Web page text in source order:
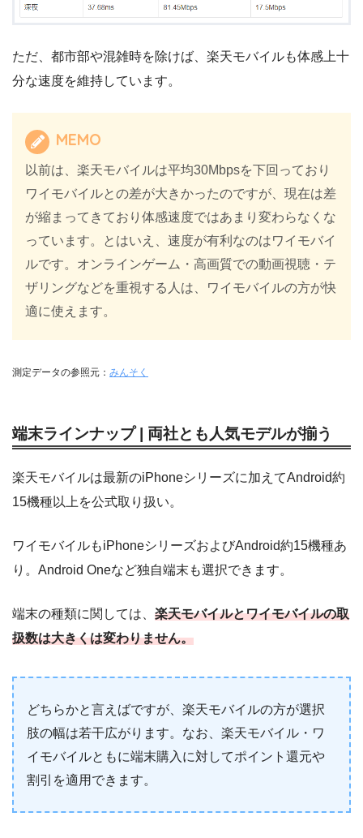
ただ、都市部や混雑時を除けば、楽天モバイルも体感上十
分な速度を維持しています。
MEMO
以前は、楽天モバイルは平均30Mbpsを下回っており
ワイモバイルとの差が大きかったのですが、現在は差
が縮まってきており体感速度ではあまり変わらなくな
っています。とはいえ、速度が有利なのはワイモバイ
ルです。オンラインゲーム・高画質での動画視聴・テ
ザリングなどを重視する人は、ワイモバイルの方が快
適に使えます。
測定データの参照元： みんそく
端末ラインナップ | 両社とも人気モデルが揃う
楽天モバイルは最新のiPhoneシリーズに加えてAndroid約
15機種以上を公式取り扱い。
ワイモバイルもiPhoneシリーズおよびAndroid約15機種あ
り。Android Oneなど独自端末も選択できます。
端末の種類に関しては、 楽天モバイルとワイモバイルの取
扱数は大きくは変わりません。
どちらかと言えばですが、楽天モバイルの方が選択
肢の幅は若干広がります。なお、楽天モバイル・ワ
イモバイルともに端末購入に対してポイント還元や
割引を適用できます。